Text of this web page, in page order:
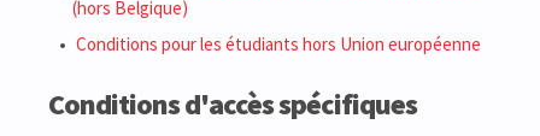
(hors Belgique)
Conditions pour les étudiants hors Union européenne
Conditions d'accès spécifiques